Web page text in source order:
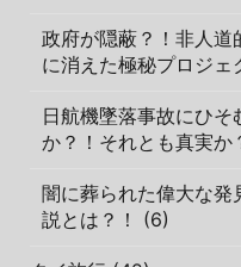
政府が隠蔽？！非人道
に消えた極秘プロジェ
日航機墜落事故にひ
か？！それとも真実か
闇に葬られた偉大な発
説とは？！ (6)